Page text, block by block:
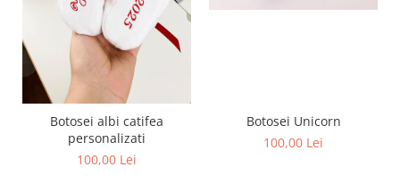
Botosei albi catifea
personalizati
100,00 Lei
Botosei Unicorn
100,00 Lei